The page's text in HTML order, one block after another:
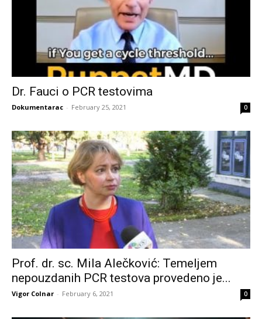
Dr. Fauci o PCR testovima
Dokumentarac - February 25, 2021 0
Prof. dr. sc. Mila Alečković: Temeljem
nepouzdanih PCR testova provedeno je...
Vigor Colnar - February 6, 2021 0